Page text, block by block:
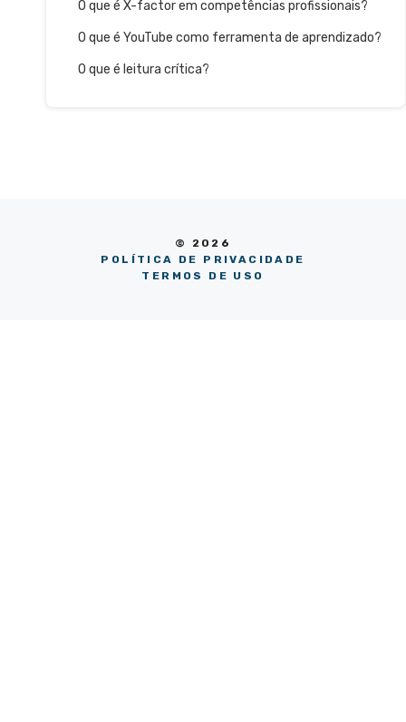
O que é X-factor em competências profissionais?
O que é YouTube como ferramenta de aprendizado?
O que é leitura crítica?
© 2026
POLÍTICA DE PRIVACIDADE
TERMOS DE USO